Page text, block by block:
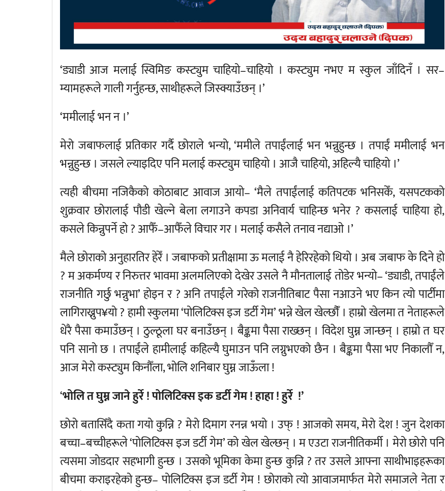
‘ड्याडी आज मलाई स्विमिङ कस्ट्युम चाहियो–चाहियो । कस्ट्युम नभए म स्कुल जाँदिनँ । सर–
म्यामहरूले गाली गर्नुहन्छ, साथीहरूले जिस्क्याउँछन् ।’
‘ममीलाई भन न ।’
मेरो जबाफलाई प्रतिकार गर्दै छोराले भन्यो, ‘ममीले तपाईंलाई भन भन्नुहुन्छ । तपाईं ममीलाई भन
भन्नुहुन्छ । जसले ल्याइदिए पनि मलाई कस्ट्युम चाहियो । आजै चाहियो, अहिल्यै चाहियो ।’
त्यही बीचमा नजिकैको कोठाबाट आवाज आयो– ‘मैले तपाईंलाई कतिपटक भनिसकेँ, यसपटकको
शुक्रवार छोरालाई पौडी खेल्ने बेला लगाउने कपडा अनिवार्य चाहिन्छ भनेर ? कसलाई चाहिया हो,
कसले किन्नुपर्ने हो ? आफैँ–आफैँले विचार गर । मलाई कसैले तनाव नद्याओ ।’
मैले छोराको अनुहारतिर हेरेँ । जबाफको प्रतीक्षामा ऊ मलाई नै हेरिरहेको थियो । अब जबाफ के दिने हो
? म अकर्मण्य र निरुत्तर भावमा अलमलिएको देखेर उसले नै मौनतालाई तोडेर भन्यो– ‘ड्याडी, तपाईंले
राजनीति गर्छु भन्नुभा’ होइन र ? अनि तपाईंले गरेको राजनीतिबाट पैसा नआउने भए किन त्यो पार्टीमा
लागिराख्नुप¥यो ? हामी स्कुलमा ‘पोलिटिक्स इज डर्टी गेम’ भन्ने खेल खेल्छौँं । हाम्रो खेलमा त नेताहरूले
धेरै पैसा कमाउँछन् । ठुल्ठूला घर बनाउँछन् । बैङ्कमा पैसा राख्छन् । विदेश घुम्न जान्छन् । हाम्रो त घर
पनि सानो छ । तपाईंले हामीलाई कहिल्यै घुमाउन पनि लग्नुभएको छैन । बैङ्कमा पैसा भए निकालौँ न,
आज मेरो कस्ट्युम किनौँला, भोलि शनिबार घुम्न जाऊँला !
‘भोलि त घुम्न जाने हुर्रे ! पोलिटिक्स इक डर्टी गेम ! हाहा ! हुर्रे !’
छोरो बतासिँदै कता गयो कुन्नि ? मेरो दिमाग रनन्न भयो । उफ् ! आजको समय, मेरो देश ! जुन देशका
बच्चा–बच्चीहरूले ‘पोलिटिक्स इज डर्टी गेम’ को खेल खेल्छन् । म एउटा राजनीतिकर्मी । मेरो छोरो पनि
त्यसमा जोडदार सहभागी हुन्छ । उसको भूमिका केमा हुन्छ कुन्नि ? तर उसले आफ्ना साथीभाइहरूका
बीचमा कराइरहेको हुन्छ– पोलिटिक्स इज डर्टी गेम ! छोराको त्यो आवाजमार्फत मेरो समाजले नेता र